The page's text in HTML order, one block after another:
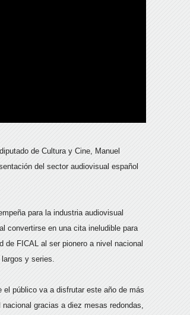
de Cultura y Cine, Manuel
del sector audiovisual español
para la industria audiovisual
convertirse en una cita ineludible para
de FICAL al ser pionero a nivel nacional
y series.
el público va a disfrutar este año de más
gracias a diez mesas redondas,